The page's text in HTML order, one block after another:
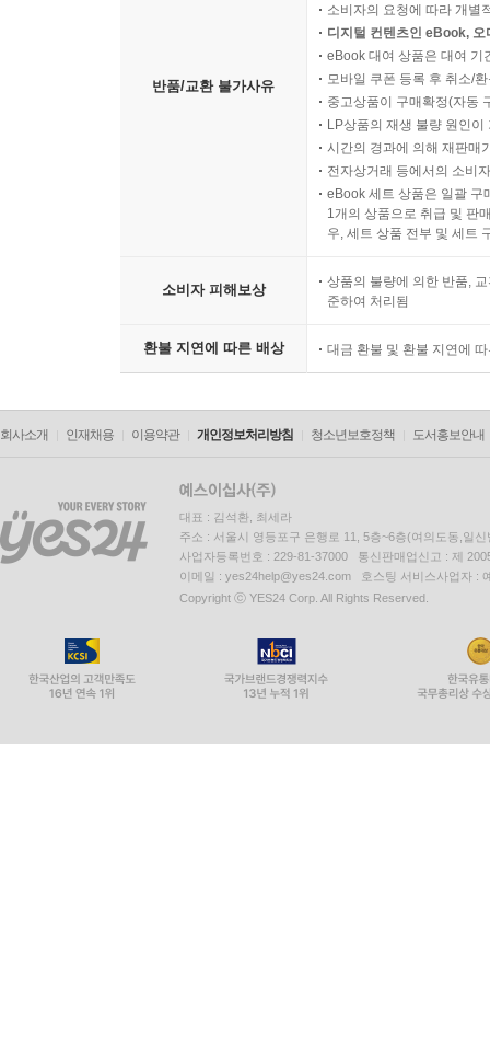
반품/교환 불가사유
소비자의 요청에 따라 개별
디지털 컨텐츠인 eBook,
eBook 대여 상품은 대여 기
모바일 쿠폰 등록 후 취소/
중고상품이 구매확정(자동
LP상품의 재생 불량 원인
시간의 경과에 의해 재판매
전자상거래 등에서의 소비
eBook 세트 상품은 일괄 구
1개의 상품으로 취급 및 판
우, 세트 상품 전부 및 세트
소비자 피해보상
상품의 불량에 의한 반품,
준하여 처리됨
환불 지연에 따른 배상 대금 환불 및 환불 지연에
회사소개 인재채용 이용약관 개인정보처리방침 청소년보호정책 도서홍보안내
대표 : 김석환, 최세라
주소 : 서울시 영등포구 은행로 11, 5층~6층(여의도동,일신
사업자등록번호 : 229-81-37000 통신판매업신고 : 제
이메일 : yes24help@yes24.com 호스팅 서비스사업자 :
Copyright ⓒ YES24 Corp. All Rights Reserved.